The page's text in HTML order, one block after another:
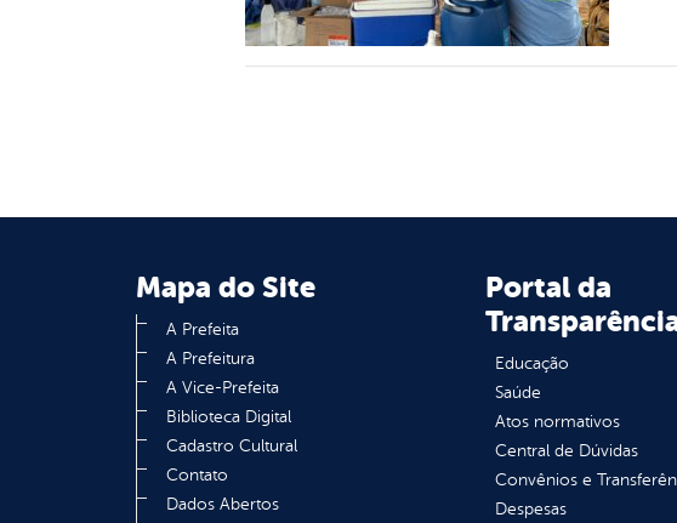
Mapa do Site
A Prefeita
A Prefeitura
A Vice-Prefeita
Biblioteca Digital
Cadastro Cultural
Contato
Dados Abertos
Portal da
Educação
Saúde
Atos normativos
Central de Dúvidas
Convênios e
Despesas